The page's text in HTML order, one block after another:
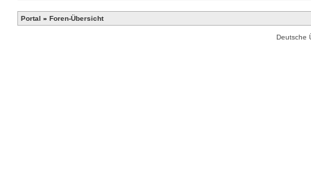
Portal » Foren-Übersicht
Deutsche